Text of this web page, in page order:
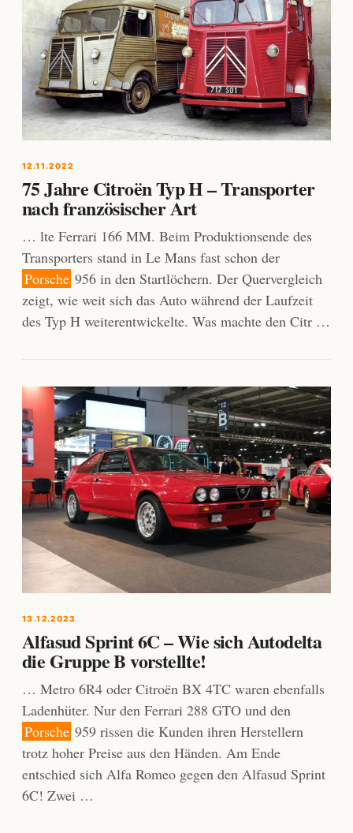
12.11.2022
75 Jahre Citroën Typ H – Transporter
nach französischer Art
… lte Ferrari 166 MM. Beim Produktionsende des
Transporters stand in Le Mans fast schon der
Porsche 956 in den Startlöchern. Der Quervergleich
zeigt, wie weit sich das Auto während der Laufzeit
des Typ H weiterentwickelte. Was machte den Citr …
13.12.2023
Alfasud Sprint 6C – Wie sich Autodelta
die Gruppe B vorstellte!
… Metro 6R4 oder Citroën BX 4TC waren ebenfalls
Ladenhüter. Nur den Ferrari 288 GTO und den
Porsche 959 rissen die Kunden ihren Herstellern
trotz hoher Preise aus den Händen. Am Ende
entschied sich Alfa Romeo gegen den Alfasud Sprint
6C! Zwei …